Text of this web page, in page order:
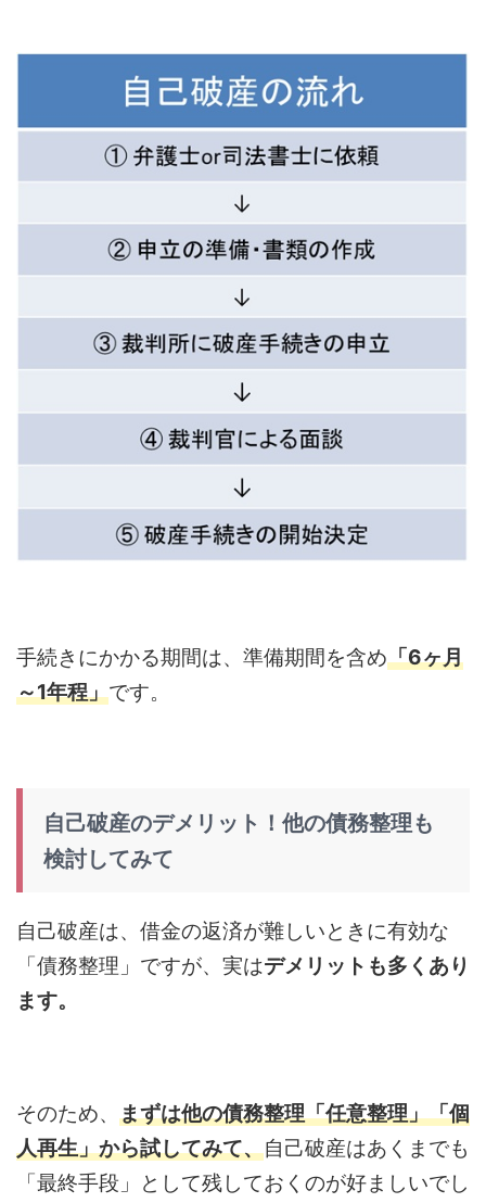
手続きにかかる期間は、準備期間を含め「6ヶ月
～1年程」です。
自己破産のデメリット！他の債務整理も
検討してみて
自己破産は、借金の返済が難しいときに有効な
「債務整理」ですが、実はデメリットも多くあり
ます。
そのため、 まずは他の債務整理「任意整理」「個
人再生」から試してみて、自己破産はあくまでも
「最終手段」として残しておくのが好ましいでし